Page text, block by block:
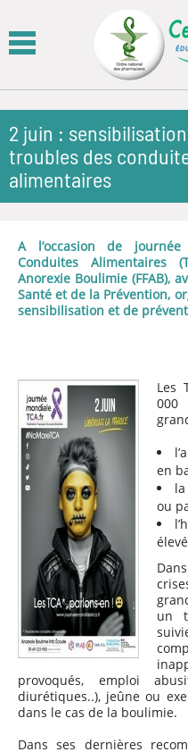
2 juin :
troubles des
alimentaires
A l’occasion de
Conduites Alimentaires
Anorexie Boulimie (FFAB),
Santé et de la Prévention,
sensibilisation et de
Les
000
en
ou
un
provoqués, emploi
diurétiques..), jeûne ou
dans le cas de la boulimie.
Dans ses dernières